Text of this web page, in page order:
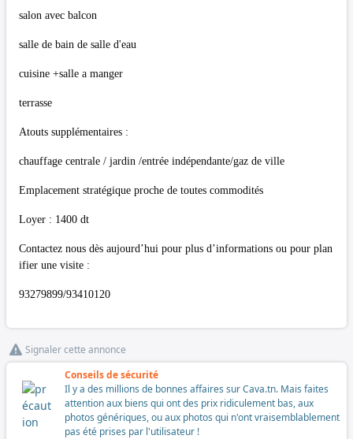
salon avec balcon
salle de bain de salle d'eau
cuisine +salle a manger
terrasse
Atouts supplémentaires :
chauffage centrale / jardin /entrée indépendante/gaz de ville
Emplacement stratégique proche de toutes commodités
Loyer : 1400 dt
Contactez nous dès aujourd’hui pour plus d’informations ou pour plan
ifier une visite :
93279899/93410120
Signaler cette annonce
Conseils de sécurité
Il y a des millions de bonnes affaires sur Cava.tn. Mais faites
attention aux biens qui ont des prix ridiculement bas, aux
photos génériques, ou aux photos qui n'ont vraisemblablement
pas été prises par l'utilisateur !